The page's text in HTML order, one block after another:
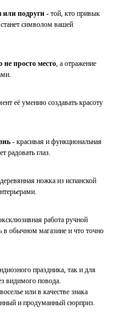
или подруги - той, кто привык
символом вашей
просто место, а отражение
её умению создавать красоту
- красивая и функциональная
радовать глаз.
ножка из испанской
работа ручной
обычном магазине и что точно
праздника, так и для
видимого повода.
или в качестве знака
и продуманный сюрприз.